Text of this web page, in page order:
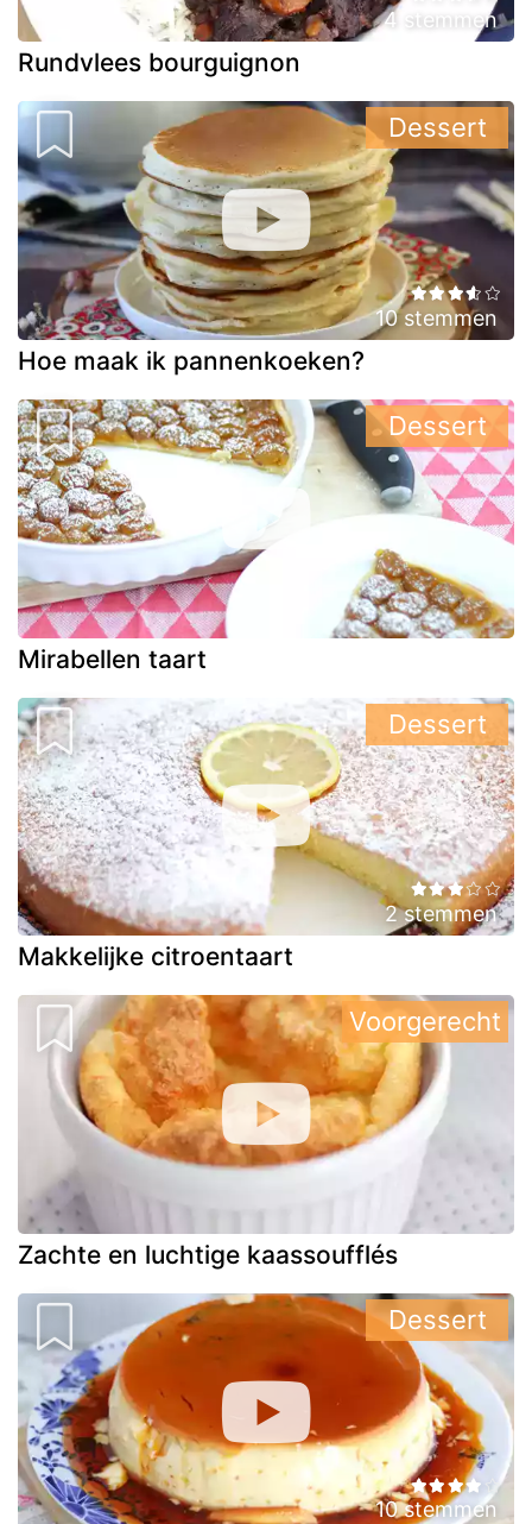
4 stemmen
Rundvlees bourguignon
10 stemmen
Hoe maak ik pannenkoeken?
Dessert
Mirabellen taart
Dessert
2 stemmen
Makkelijke citroentaart
Dessert
Zachte en luchtige kaassoufflés
Voorgerecht
10 stemmen
Dessert